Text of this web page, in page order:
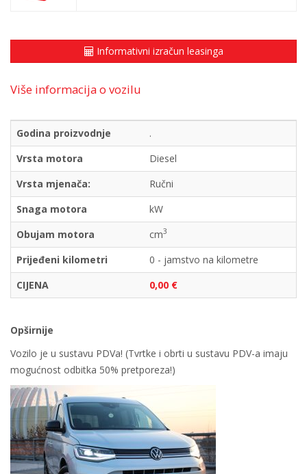
Informativni izračun leasinga
Više informacija o vozilu
Godina proizvodnje
.
Vrsta motora
Diesel
Vrsta mjenača:
Ručni
Snaga motora
kW
Obujam motora
cm3
Prijeđeni kilometri
0 - jamstvo na kilometre
CIJENA
0,00 €
Opširnije
Vozilo je u sustavu PDVa! (Tvrtke i obrti u sustavu PDV-a imaju
mogućnost odbitka 50% pretporeza!)